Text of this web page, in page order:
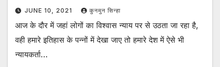
JUNE 10, 2021 कुनमुन सिन्हा
आज के दौर में जहां लोगों का विश्वास न्याय पर से उठता जा रहा है,
वही हमारे इतिहास के पन्नों में देखा जाए तो हमारे देश में ऐसे भी
न्यायकर्ता…